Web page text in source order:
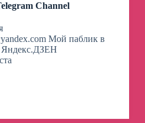
Channel
Мой паблик в